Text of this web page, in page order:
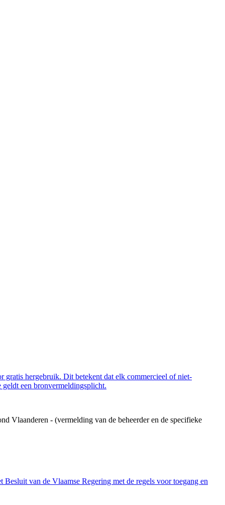
gratis hergebruik. Dit betekent dat elk commercieel of niet-
een bronvermeldingsplicht.
Vlaanderen - (vermelding van de beheerder en de specifieke
van de Vlaamse Regering met de regels voor toegang en